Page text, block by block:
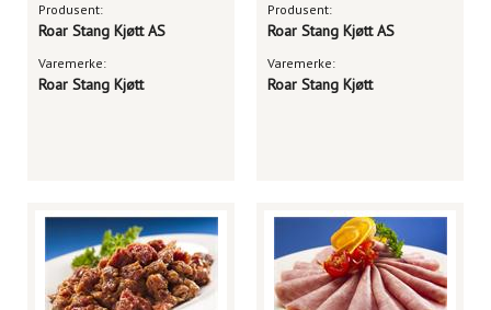
Produsent:
Roar Stang Kjøtt AS
Varemerke:
Roar Stang Kjøtt
Produsent:
Roar Stang Kjøtt AS
Varemerke:
Roar Stang Kjøtt